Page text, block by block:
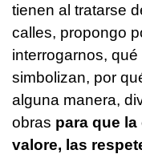
tienen al tratarse
calles, propongo
interrogarnos,
simbolizan, por
alguna manera,
obras para que
valore, las